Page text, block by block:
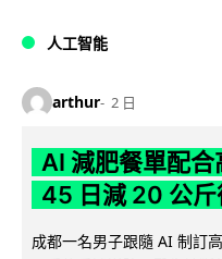
人工智能
arthur 2 日
AI 減肥餐單配
45 日減 20 公
成都一名男子跟隨 AI 制訂